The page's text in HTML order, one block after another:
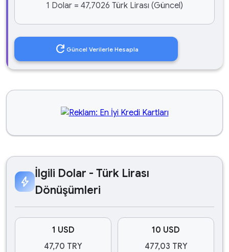
1 Dolar = 47,7026 Türk Lirası (Güncel)
refresh Güncel Verilerle Hesapla
bolt
İlgili Dolar - Türk Lirası
Dönüşümleri
1 USD
47,70 TRY
10 USD
477,03 TRY